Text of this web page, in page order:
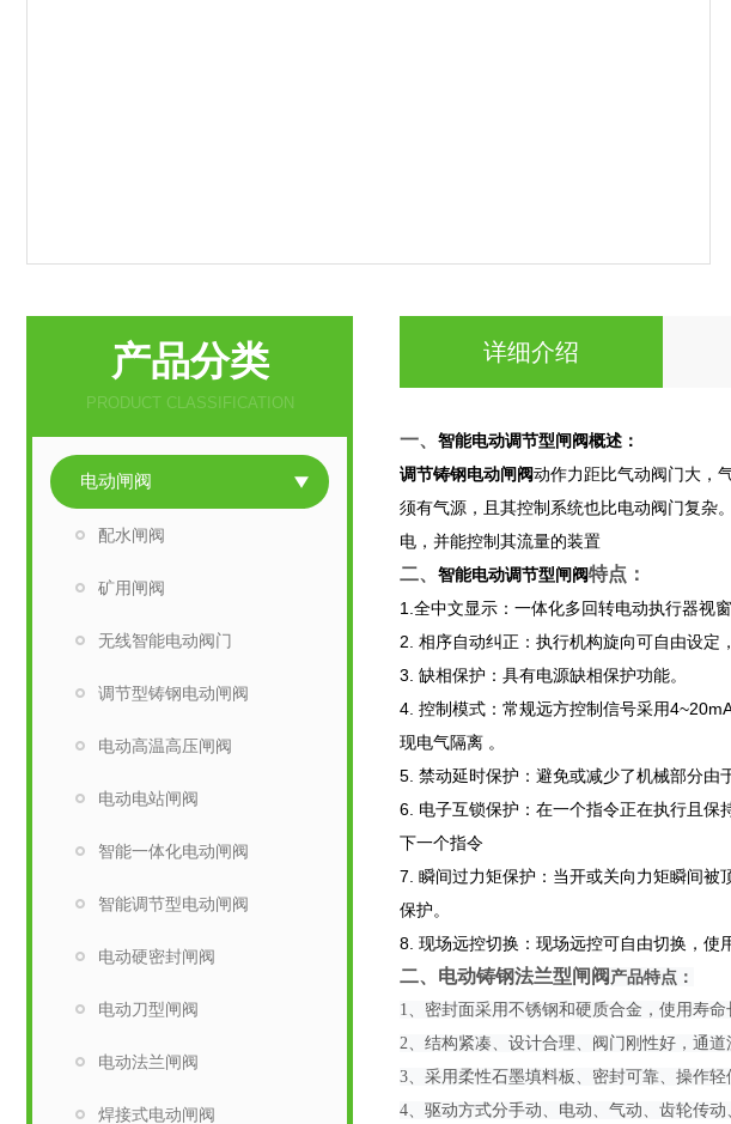
产品分类
PRODUCT CLASSIFICATION
电动闸阀
配水闸阀
矿用闸阀
无线智能电动阀门
调节型铸钢电动闸阀
电动高温高压闸阀
电动电站闸阀
智能一体化电动闸阀
智能调节型电动闸阀
电动硬密封闸阀
电动刀型闸阀
电动法兰闸阀
焊接式电动闸阀
详细介绍
一、 智能电动调节型闸阀概述：
调节铸钢电动闸阀动作力距比气动阀门大，
须有气源，且其控制系统也比电动阀门复杂
电，并能控制其流量的装置
二、 智能电动调节型闸阀特点：
1.全中文显示：一体化多回转电动执行器视
2. 相序自动纠正：执行机构旋向可自由设定
3. 缺相保护：具有电源缺相保护功能。
4. 控制模式：常规远方控制信号采用
现电气隔离 。
5. 禁动延时保护：避免或减少了机械部分由
6. 电子互锁保护：在一个指令正在执行且保
下一个指令
7. 瞬间过力矩保护：当开或关向力矩瞬间被
保护。
8. 现场远控切换：现场远控可自由切换，使
二、 电动铸钢法兰型闸阀产品特点：
1、密封面采用不锈钢和硬质合金，使用寿命
2、结构紧凑、设计合理、阀门刚性好，通道
3、采用柔性石墨填料板、密封可靠、操作轻
4、驱动方式分手动、电动、气动、齿轮传